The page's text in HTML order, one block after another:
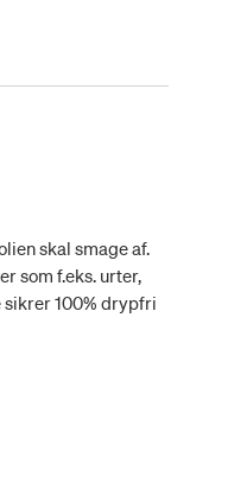
skal smage af.
som f.eks. urter,
100% drypfri